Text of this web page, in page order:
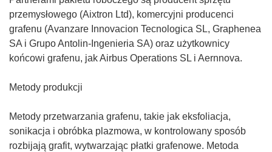
o
r
z
y
w
n
o
w
o
r
z
ę
w
n
przemysłowego (Aixtron Ltd), komercyjni producenci
grafenu (Avanzare Innovacion Tecnologica SL, Graphenea
SA i Grupo Antolin-Ingenieria SA) oraz użytkownicy
końcowi grafenu, jak Airbus Operations SL i Aernnova.
Metody produkcji
Metody przetwarzania grafenu, takie jak eksfoliacja,
sonikacja i obróbka plazmowa, w kontrolowany sposób
rozbijają grafit, wytwarzając płatki grafenowe. Metoda